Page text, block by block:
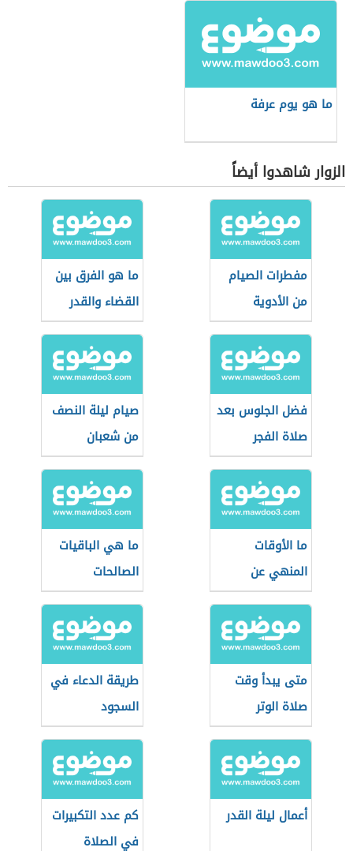
ما هو يوم عرفة
الزوار شاهدوا أيضاً
مفطرات الصيام
من الأدوية
ما هو الفرق بين
القضاء والقدر
فضل الجلوس بعد
صلاة الفجر
صيام ليلة النصف
من شعبان
ما الأوقات
المنهي عن
الصلاة فيها؟
ما هي الباقيات
الصالحات
متى يبدأ وقت
صلاة الوتر
طريقة الدعاء في
السجود
أعمال ليلة القدر
كم عدد التكبيرات
في الصلاة